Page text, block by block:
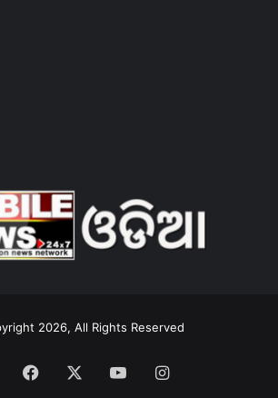
2026, All Rights Reserved
RSS Facebook YouTubeInstagram